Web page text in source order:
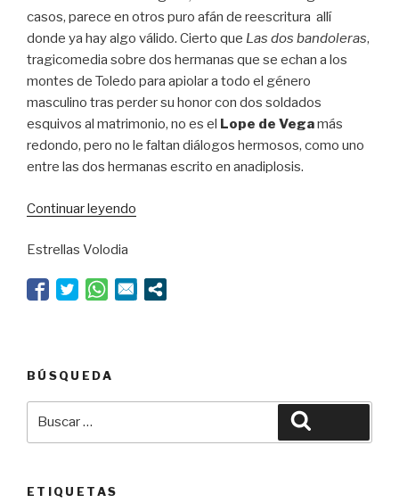
casos, parece en otros puro afán de reescritura allí
donde ya hay algo válido. Cierto que Las dos bandoleras,
tragicomedia sobre dos hermanas que se echan a los
montes de Toledo para apiolar a todo el género
masculino tras perder su honor con dos soldados
esquivos al matrimonio, no es el Lope de Vegamás
redondo, pero no le faltan diálogos hermosos, como uno
entre las dos hermanas escrito en anadiplosis.
Continuar leyendo
Estrellas Volodia
BÚSQUEDA
ETIQUETAS